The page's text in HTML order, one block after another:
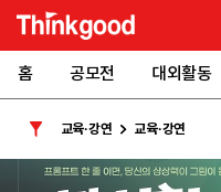
홈 공모전 대외활동
교육·강연 교육·강연